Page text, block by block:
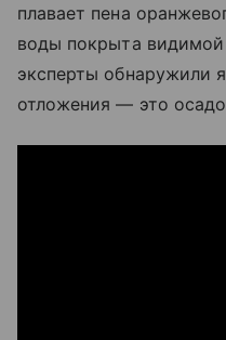
плавает пена
воды покрыта
эксперты обнаружили
отложения — это